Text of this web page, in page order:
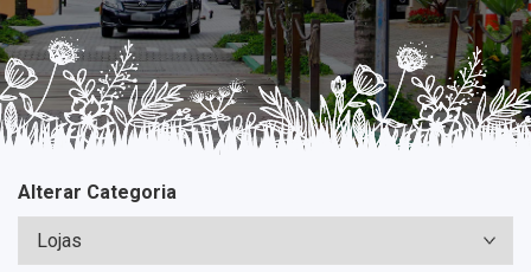
Alterar Categoria